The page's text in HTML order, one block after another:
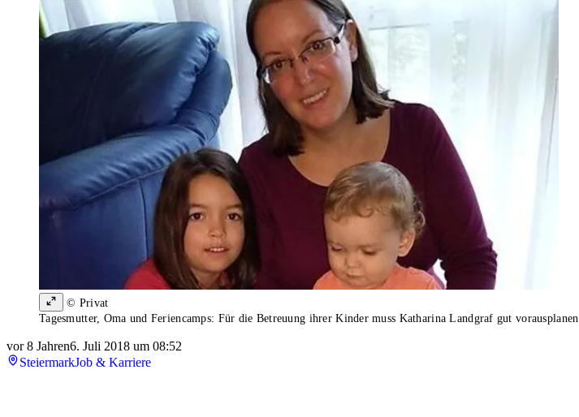
© Privat
Tagesmutter, Oma und Feriencamps: Für die Betreuung ihrer Kinder muss Katharina Landgraf gut vorausplanen
vor 8 Jahren6. Juli 2018 um 08:52
SteiermarkJob & Karriere